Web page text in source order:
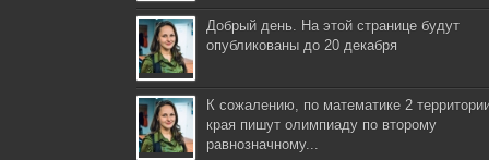
Добрый день. На этой странице будут
опубликованы до 20 декабря
К сожалению, по математике 2
края пишут олимпиаду по второму
равнозначному...